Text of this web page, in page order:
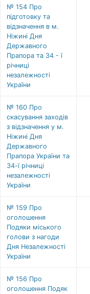
№ 154 Про
підготовку та
відзначення в м.
Ніжині Дня
Державного
Прапора та 34 - ї
річниці
незалежності
України
№ 160 Про
скасування заходів
з відзначення у м.
Ніжині Дня
Державного
Прапора України та
34-ї річниці
незалежності
України
№ 159 Про
оголошення
Подяки міського
голови з нагоди
Дня Незалежності
України
№ 156 Про
оголошення Подяк